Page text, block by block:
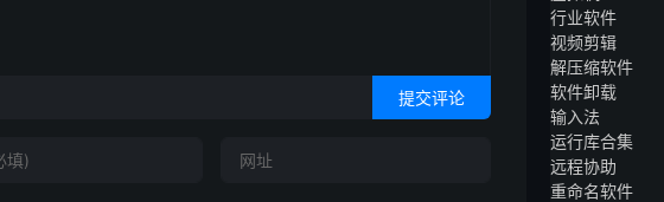
提交评论
行业软件
视频剪辑
解压缩软件
软件卸载
输入法
运行库合集
远程协助
重命名软件